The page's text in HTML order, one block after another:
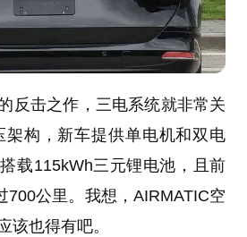
反击之作，三电系统就非常关
架构，新车提供单电机和双电
载115kWh三元锂电池，且前
700公里。我想，AIRMATIC空
该也得有吧。